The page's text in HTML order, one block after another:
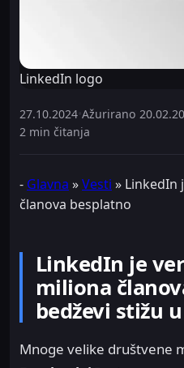
LinkedIn logo
27.10.2024 Ažurirano
2 min čitanja
- Glavna »Vesti » LinkedIn
članova besplatno
LinkedIn je
miliona
bedževi stižu
Mnoge velike društvene